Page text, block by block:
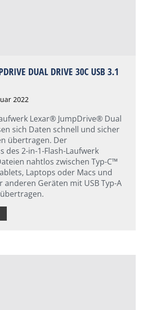
DUAL DRIVE 30C USB 3.1
2022
Lexar® JumpDrive® Dual
sich Daten schnell und sicher
übertragen. Der
des 2-in-1-Flash-Laufwerk
nahtlos zwischen Typ-C™
Laptops oder Macs und
Geräten mit USB Typ-A